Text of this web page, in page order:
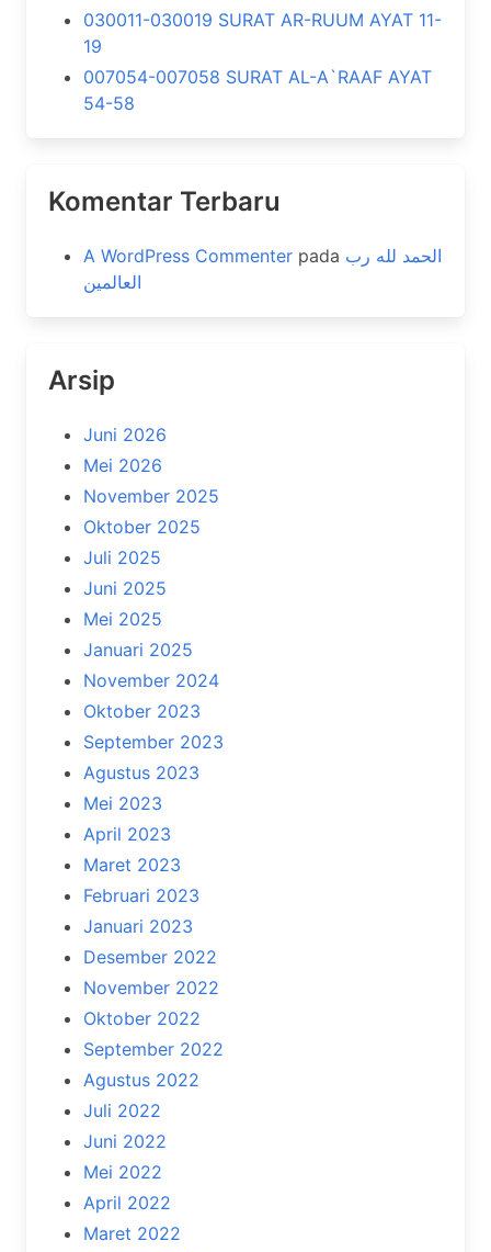
030011-030019 SURAT AR-RUUM AYAT 11-
19
007054-007058 SURAT AL-A`RAAF AYAT
54-58
Komentar Terbaru
A WordPress Commenter pada الحمد لله رب
العالمين
Arsip
Juni 2026
Mei 2026
November 2025
Oktober 2025
Juli 2025
Juni 2025
Mei 2025
Januari 2025
November 2024
Oktober 2023
September 2023
Agustus 2023
Mei 2023
April 2023
Maret 2023
Februari 2023
Januari 2023
Desember 2022
November 2022
Oktober 2022
September 2022
Agustus 2022
Juli 2022
Juni 2022
Mei 2022
April 2022
Maret 2022